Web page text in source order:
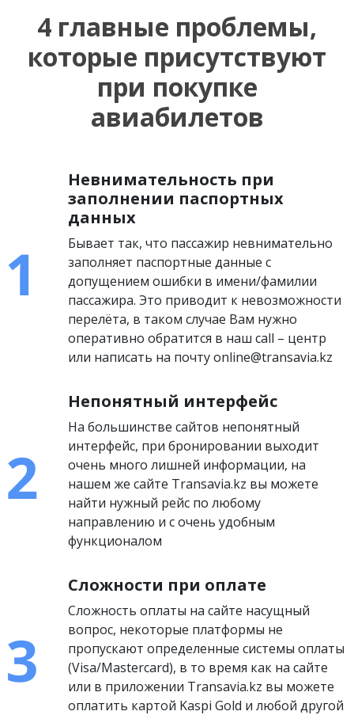
4 главные проблемы,
которые присутствуют
при покупке
авиабилетов
Невнимательность при
заполнении паспортных
данных
Бывает так, что пассажир невнимательно
заполняет паспортные данные с
допущением ошибки в имени/фамилии
пассажира. Это приводит к невозможности
перелёта, в таком случае Вам нужно
оперативно обратится в наш call – центр
или написать на почту online@transavia.kz
Непонятный интерфейс
На большинстве сайтов непонятный
интерфейс, при бронировании выходит
очень много лишней информации, на
нашем же сайте Transavia.kz вы можете
найти нужный рейс по любому
направлению и с очень удобным
функционалом
Сложности при оплате
Сложность оплаты на сайте насущный
вопрос, некоторые платформы не
пропускают определенные системы оплаты
(Visa/Mastercard), в то время как на сайте
или в приложении Transavia.kz вы можете
оплатить картой Kaspi Gold и любой другой